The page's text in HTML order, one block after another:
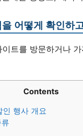
어떻게 확인하
트를 방문하거나
Contents
행사 개요